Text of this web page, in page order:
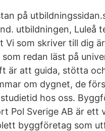
på
utbildningen, Luleå
Vi som skriver till dig
redan läst på
är att guida, stötta
om dygnet, de
hos oss.
Pol Sverige AB är ett
byggföretag som